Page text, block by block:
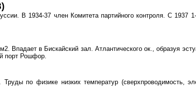
В 1934-37 член Комитета партийного контроля. С 1937
Впадает в Бискайский зал. Атлантического ок., образуя
порт Рошфор.
по физике низких температур (сверхпроводимость,